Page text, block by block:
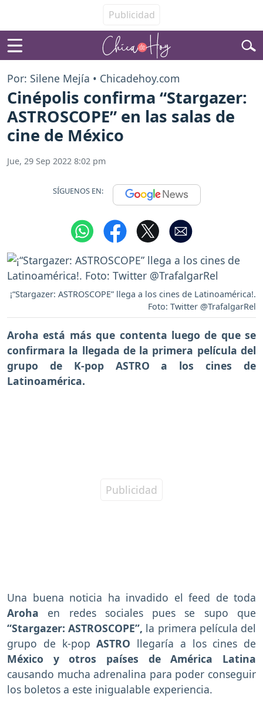
Por: Silene Mejía • Chicadehoy.com
Cinépolis confirma “Stargazer:
ASTROSCOPE” en las salas de
cine de México
Jue, 29 Sep 2022 8:02 pm
SÍGUENOS EN:
¡“Stargazer: ASTROSCOPE” llega a los cines de Latinoamérica!.
Foto: Twitter @TrafalgarRel
Aroha está más que contenta luego de que se
confirmara la llegada de la primera película del
grupo de K-pop ASTRO a los cines de
Latinoamérica.
Una buena noticia ha invadido el feed de toda
Aroha en redes sociales pues se supo que
“Stargazer: ASTROSCOPE”, la primera película del
grupo de k-popASTRO llegaría a los cines de
México y otros países de América Latina
causando mucha adrenalina para poder conseguir
los boletos a este inigualable experiencia.